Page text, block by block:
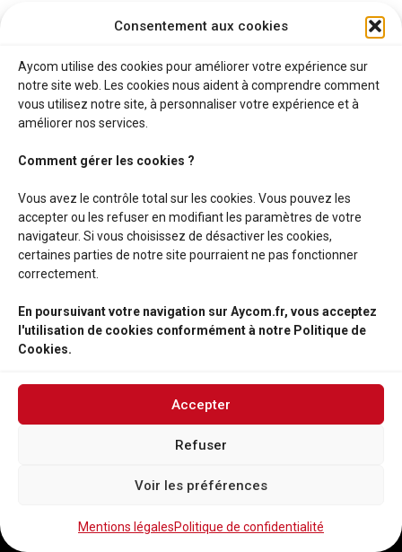
Consentement aux cookies
Aycom utilise des cookies pour améliorer votre expérience sur
notre site web. Les cookies nous aident à comprendre comment
vous utilisez notre site, à personnaliser votre expérience et à
améliorer nos services.
Comment gérer les cookies ?
Vous avez le contrôle total sur les cookies. Vous pouvez les
accepter ou les refuser en modifiant les paramètres de votre
navigateur. Si vous choisissez de désactiver les cookies,
certaines parties de notre site pourraient ne pas fonctionner
correctement.
En poursuivant votre navigation sur Aycom.fr, vous acceptez
l'utilisation de cookies conformément à notre Politique de
Cookies.
Accepter
Refuser
Voir les préférences
Mentions légalesPolitique de confidentialité
Il semble que rien ne soit trouvé pour votre
recherche.
Rechercher :
confidentialités-Mentions légales